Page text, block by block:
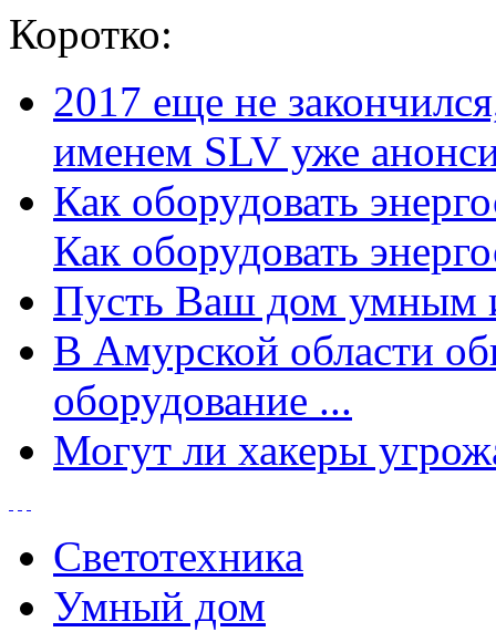
Коротко:
2017 еще не
именем SLV уже
Как оборудовать
Как оборудовать
Пусть Ваш дом умным
В Амурской области
оборудование ...
Могут ли хакеры
Светотехника
Умный дом